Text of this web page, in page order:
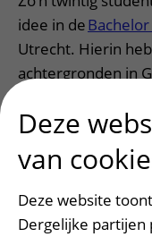
idee in de
Utrecht. Hierin
achtergronden in
binnen de
Medicine
bachelorstudenten
het kader van
Deze
van
Deze website
Dergelijke partijen